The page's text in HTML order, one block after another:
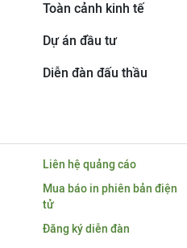
Toàn cảnh kinh tế
Dự án đầu tư
Diễn đàn đấu thầu
Liên hệ quảng cáo
Mua báo in phiên bản điện
tử
Đăng ký diễn đàn